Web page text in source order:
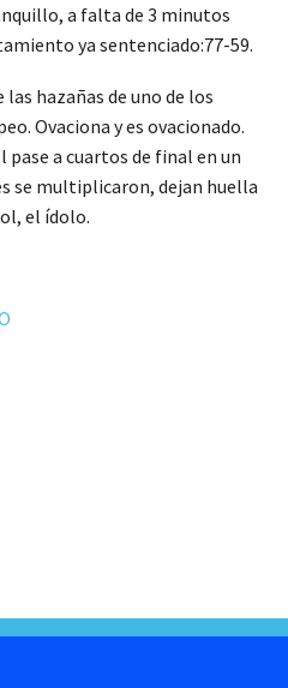
a falta de 3 minutos
ya sentenciado:77-59.
hazañas de uno de los
Ovaciona y es ovacionado.
pase a cuartos de final en un
se multiplicaron, dejan huella
el ídolo.